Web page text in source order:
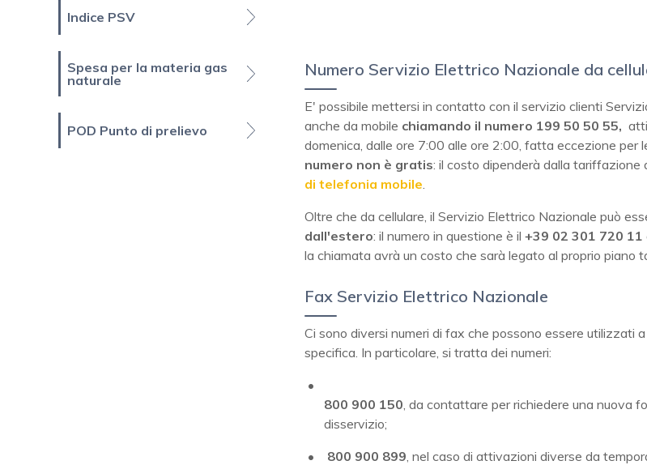
Indice PSV
Spesa per la materia gas
naturale
POD Punto di prelievo
Numero Servizio Elettrico Nazionale da
E' possibile mettersi in contatto con il servizio clienti
anche da mobile chiamando il numero 199 50 50 55,
domenica, dalle ore 7:00 alle ore 2:00, fatta eccezione per
numero non è gratis: il costo dipenderà dalla tariffazione
di telefonia mobile
Oltre che da cellulare, il Servizio Elettrico Nazionale può
dall'estero: il numero in questione è il +39 02 301 720 11
la chiamata avrà un costo che sarà legato al proprio piano
Fax Servizio Elettrico Nazionale
Ci sono diversi numeri di fax che possono essere utilizzati
specifica. In particolare, si tratta dei numeri:
800 900 150 , da contattare per richiedere una nuova
disservizio;
800 900 899 , nel caso di attivazioni diverse da